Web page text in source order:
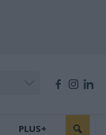
PLUS+